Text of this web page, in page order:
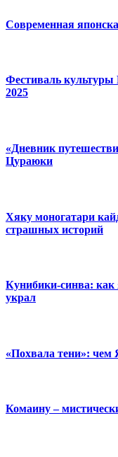
Современная
Фестиваль
2025
«Дневник
Цураюки
Хяку моногатари
страшных историй
Кунибики-синва: как
украл
«Похвала тени»: чем
Комаину –